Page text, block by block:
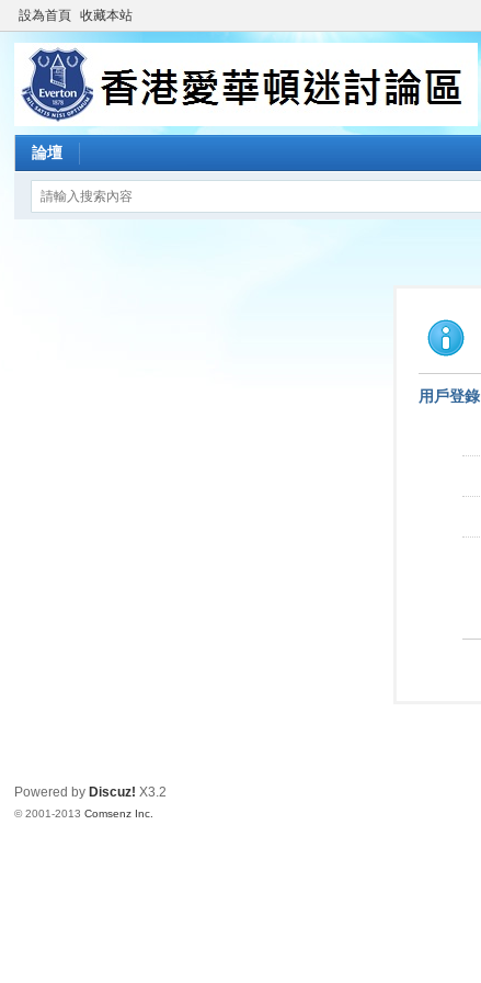
設為首頁 收藏本站
論壇
用戶登錄
Powered by Discuz! X3.2
© 2001-2013Comsenz Inc.